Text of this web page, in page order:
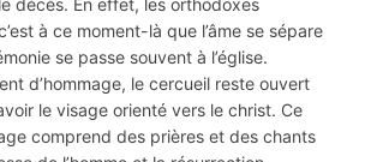
décès. En effet, les orthodoxes
à ce moment-là que l’âme se sépare
se passe souvent à l’église.
d’hommage, le cercueil reste ouvert
le visage orienté vers le christ. Ce
comprend des prières et des chants